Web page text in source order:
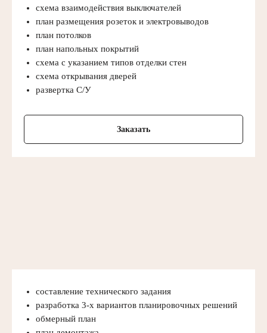
схема взаимодействия выключателей
план размещения розеток и электровыводов
план потолков
план напольных покрытий
схема с указанием типов отделки стен
схема открывания дверей
развертка С/У
Заказать
составление технического задания
разработка 3-х вариантов планировочных решений
обмерный план